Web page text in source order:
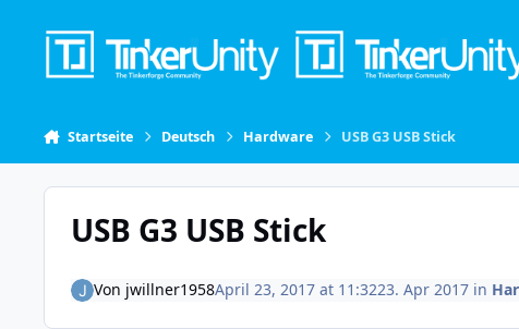
Startseite Deutsch Hardware USB G3 USB Stick
USB G3 USB Stick
Von jwillner1958April 23, 2017 at 11:3223. Apr 2017in